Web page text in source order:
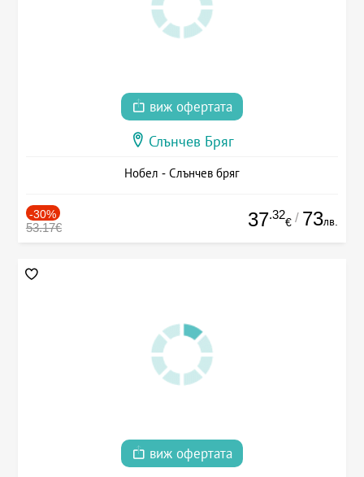
виж офертата
Слънчев Бряг
Нобел - Слънчев бряг
-30%
53.17€ 37.32
€ / 73лв.
виж офертата